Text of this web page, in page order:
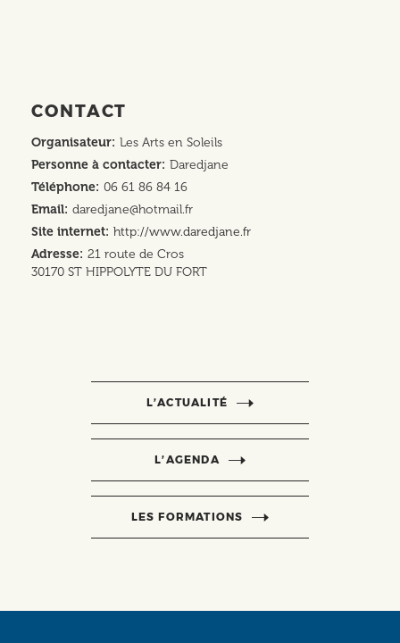
CONTACT
Organisateur Les Arts en Soleils
Personne à contacter Daredjane
Téléphone 06 61 86 84 16
Email daredjane@hotmail.fr
Site internet http://www.daredjane.fr
Adresse 21 route de Cros
30170 ST HIPPOLYTE DU FORT
L’ACTUALITÉ
L’AGENDA
LES FORMATIONS